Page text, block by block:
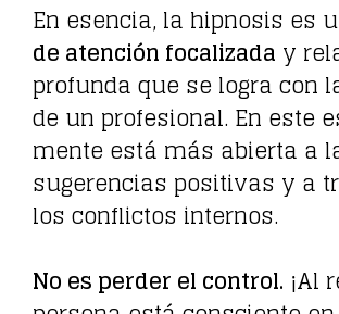
En esencia, la hipnosis es
de atención focalizada y
profunda que se logra con
de un profesional. En este
mente está más abierta a
sugerencias positivas y a
los conflictos internos.
No es perder el control. ¡Al